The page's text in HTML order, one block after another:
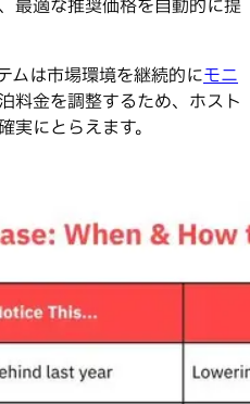
最適な推奨価格を自動的に提
ムは市場環境を継続的にモニ
料金を調整するため、ホスト
にとらえます。